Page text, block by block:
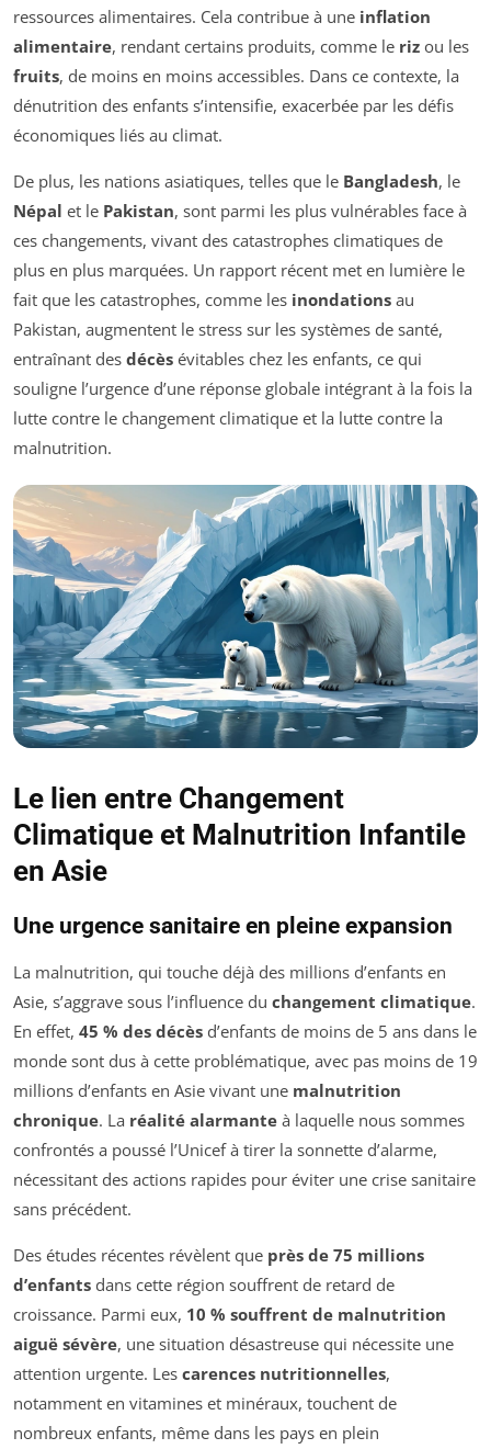
ressources alimentaires. Cela contribue à une inflation
alimentaire, rendant certains produits, comme le riz ou les
fruits, de moins en moins accessibles. Dans ce contexte, la
dénutrition des enfants s’intensifie, exacerbée par les défis
économiques liés au climat.
De plus, les nations asiatiques, telles que le Bangladesh, le
Népal et le Pakistan, sont parmi les plus vulnérables face à
ces changements, vivant des catastrophes climatiques de
plus en plus marquées. Un rapport récent met en lumière le
fait que les catastrophes, comme les inondations au
Pakistan, augmentent le stress sur les systèmes de santé,
entraînant des décès évitables chez les enfants, ce qui
souligne l’urgence d’une réponse globale intégrant à la fois la
lutte contre le changement climatique et la lutte contre la
malnutrition.
Le lien entre Changement
Climatique et Malnutrition Infantile
en Asie
Une urgence sanitaire en pleine expansion
La malnutrition, qui touche déjà des millions d’enfants en
Asie, s’aggrave sous l’influence du changement climatique.
En effet, 45 % des décès d’enfants de moins de 5 ans dans le
monde sont dus à cette problématique, avec pas moins de 19
millions d’enfants en Asie vivant une malnutrition
chronique. La réalité alarmante à laquelle nous sommes
confrontés a poussé l’Unicef à tirer la sonnette d’alarme,
nécessitant des actions rapides pour éviter une crise sanitaire
sans précédent.
Des études récentes révèlent que près de 75 millions
d’enfants dans cette région souffrent de retard de
croissance. Parmi eux, 10 % souffrent de malnutrition
aiguë sévère, une situation désastreuse qui nécessite une
attention urgente. Les carences nutritionnelles,
notamment en vitamines et minéraux, touchent de
nombreux enfants, même dans les pays en plein